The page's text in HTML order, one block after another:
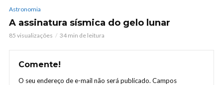
Astronomia
A assinatura sísmica do gelo lunar
85 visualizações 34 min de leitura
Comente!
O seu endereço de e-mail não será publicado. Campos